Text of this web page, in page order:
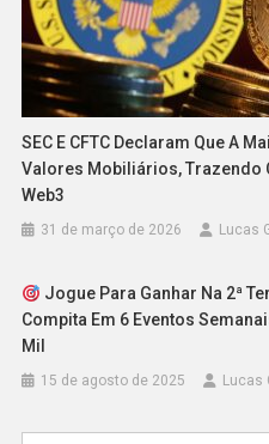
SEC E CFTC Declaram Que A
Valores Mobiliários, Trazendo
Web3
31 de março de 2026 Lucas
Jogue Para Ganhar Na 2ª
Compita Em 6 Eventos
Mil
15 de agosto de 2025 Lucas